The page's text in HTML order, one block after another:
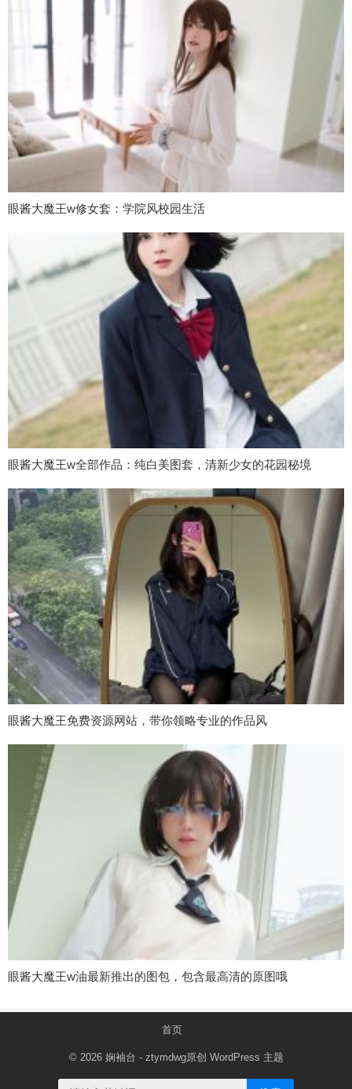
眼酱大魔王w修女套：学院风校园生活
眼酱大魔王w全部作品：纯白美图套，清新少女的花园秘境
眼酱大魔王免费资源网站，带你领略专业的作品风
眼酱大魔王w油最新推出的图包，包含最高清的原图哦
首页
© 2026 娴袖台 - ztymdwg原创 WordPress 主题